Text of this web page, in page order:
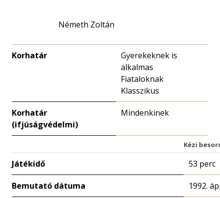
Németh Zoltán
Korhatár
Gyerekeknek is
alkalmas
Fiataloknak
Klasszikus
Korhatár
(ifjúságvédelmi)
Mindenkinek
Kézi
Játékidő 53 perc
Bemutató dátuma 1992.